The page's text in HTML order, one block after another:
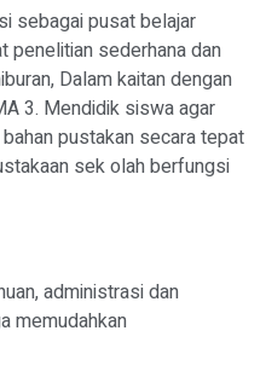
sebagai pusat belajar
penelitian sederhana dan
Dalam kaitan dengan
3. Mendidik siswa agar
pustakan secara tepat
sek olah berfungsi
administrasi dan
memudahkan